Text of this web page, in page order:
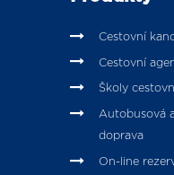
Cestovní
Cestovní
Školy
Autobusová
doprava
On-line